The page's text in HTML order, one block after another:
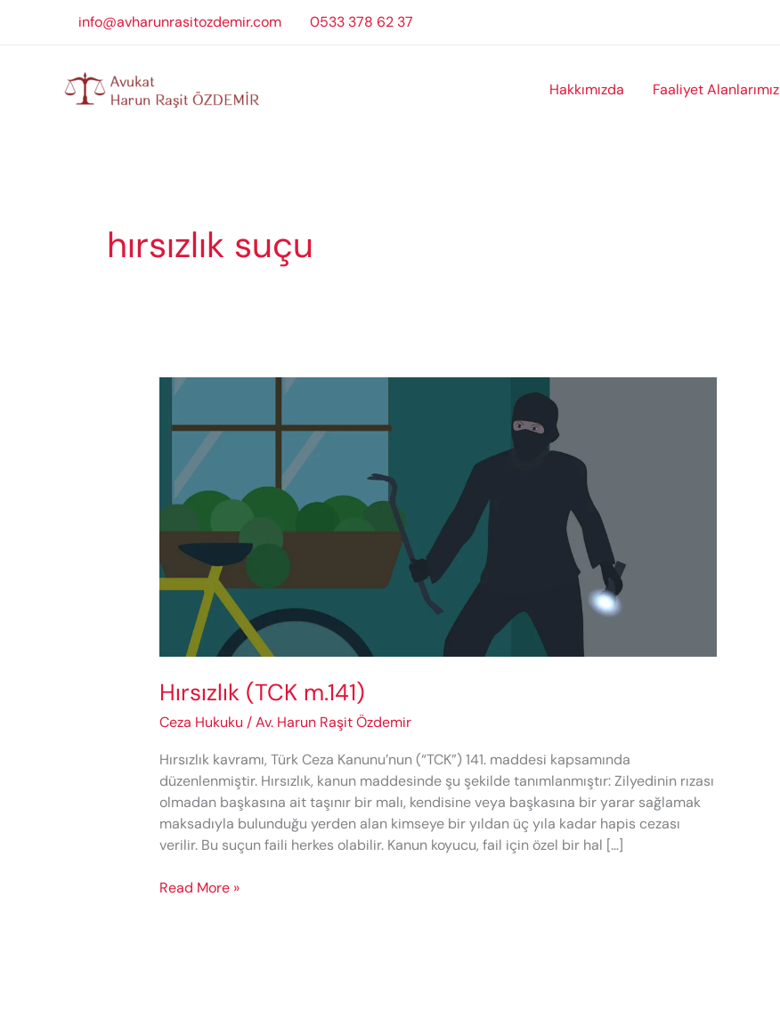
info@avharunrasitozdemir.com 0533 378 62 37
Hakkımızda Faaliyet Alanlarımız
hırsızlık suçu
Hırsızlık (TCK m.141)
Ceza Hukuku /Av. Harun Raşit Özdemir
Hırsızlık kavramı, Türk Ceza Kanunu’nun (“TCK”) 141. maddesi kapsamında
düzenlenmiştir. Hırsızlık, kanun maddesinde şu şekilde tanımlanmıştır: Zilyedinin rızası
olmadan başkasına ait taşınır bir malı, kendisine veya başkasına bir yarar sağlamak
maksadıyla bulunduğu yerden alan kimseye bir yıldan üç yıla kadar hapis cezası
verilir. Bu suçun faili herkes olabilir. Kanun koyucu, fail için özel bir hal […]
Hırsızlık
Read More »